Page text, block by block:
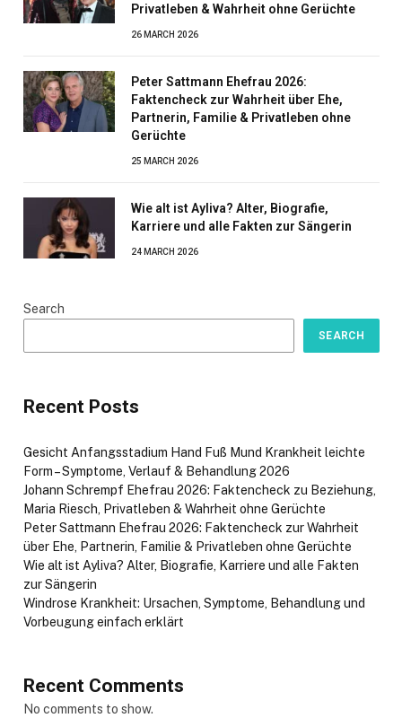
Privatleben & Wahrheit ohne Gerüchte
26 MARCH 2026
Peter Sattmann Ehefrau 2026:
Faktencheck zur Wahrheit über Ehe,
Partnerin, Familie & Privatleben ohne
Gerüchte
25 MARCH 2026
Wie alt ist Ayliva? Alter, Biografie,
Karriere und alle Fakten zur Sängerin
24 MARCH 2026
Search
SEARCH
Recent Posts
Gesicht Anfangsstadium Hand Fuß Mund Krankheit leichte
Form – Symptome, Verlauf & Behandlung 2026
Johann Schrempf Ehefrau 2026: Faktencheck zu Beziehung,
Maria Riesch, Privatleben & Wahrheit ohne Gerüchte
Peter Sattmann Ehefrau 2026: Faktencheck zur Wahrheit
über Ehe, Partnerin, Familie & Privatleben ohne Gerüchte
Wie alt ist Ayliva? Alter, Biografie, Karriere und alle Fakten
zur Sängerin
Windrose Krankheit: Ursachen, Symptome, Behandlung und
Vorbeugung einfach erklärt
Recent Comments
No comments to show.